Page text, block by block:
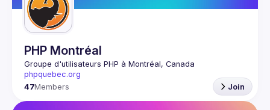
PHP Montréal
Groupe d'utilisateurs PHP à Montréal, Canada
phpquebec.org
47Members Join